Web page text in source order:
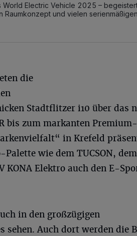
World Electric Vehicle 2025 –
und vielen
die
Stadtflitzer i10 über das
bis zum markanten Premium-
in Krefeld
wie dem TUCSON,
KONA Elektro auch den E-
in den großzügigen
sehen. Auch dort werden die